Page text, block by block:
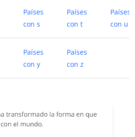
Países
con s
Países
con t
Países
con u
Países
con y
Países
con z